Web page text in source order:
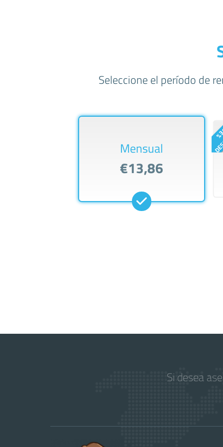
Seleccione el período de
Mensual
€13,86
Si desea